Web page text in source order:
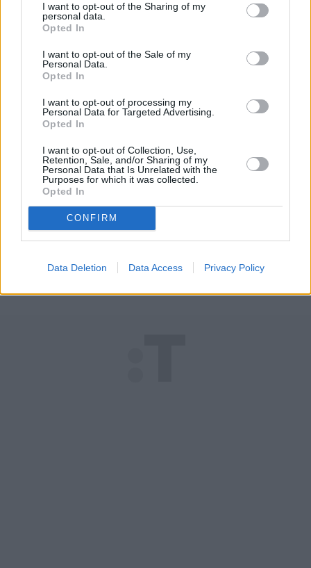
I want to opt-out of the Sharing of my
personal data.
Opted In
I want to opt-out of the Sale of my
Personal Data.
Opted In
I want to opt-out of processing my
Personal Data for Targeted Advertising.
Opted In
I want to opt-out of Collection, Use,
Retention, Sale, and/or Sharing of my
Personal Data that Is Unrelated with the
Purposes for which it was collected.
Opted In
CONFIRM
Data Deletion Data Access Privacy Policy
Rozwiń